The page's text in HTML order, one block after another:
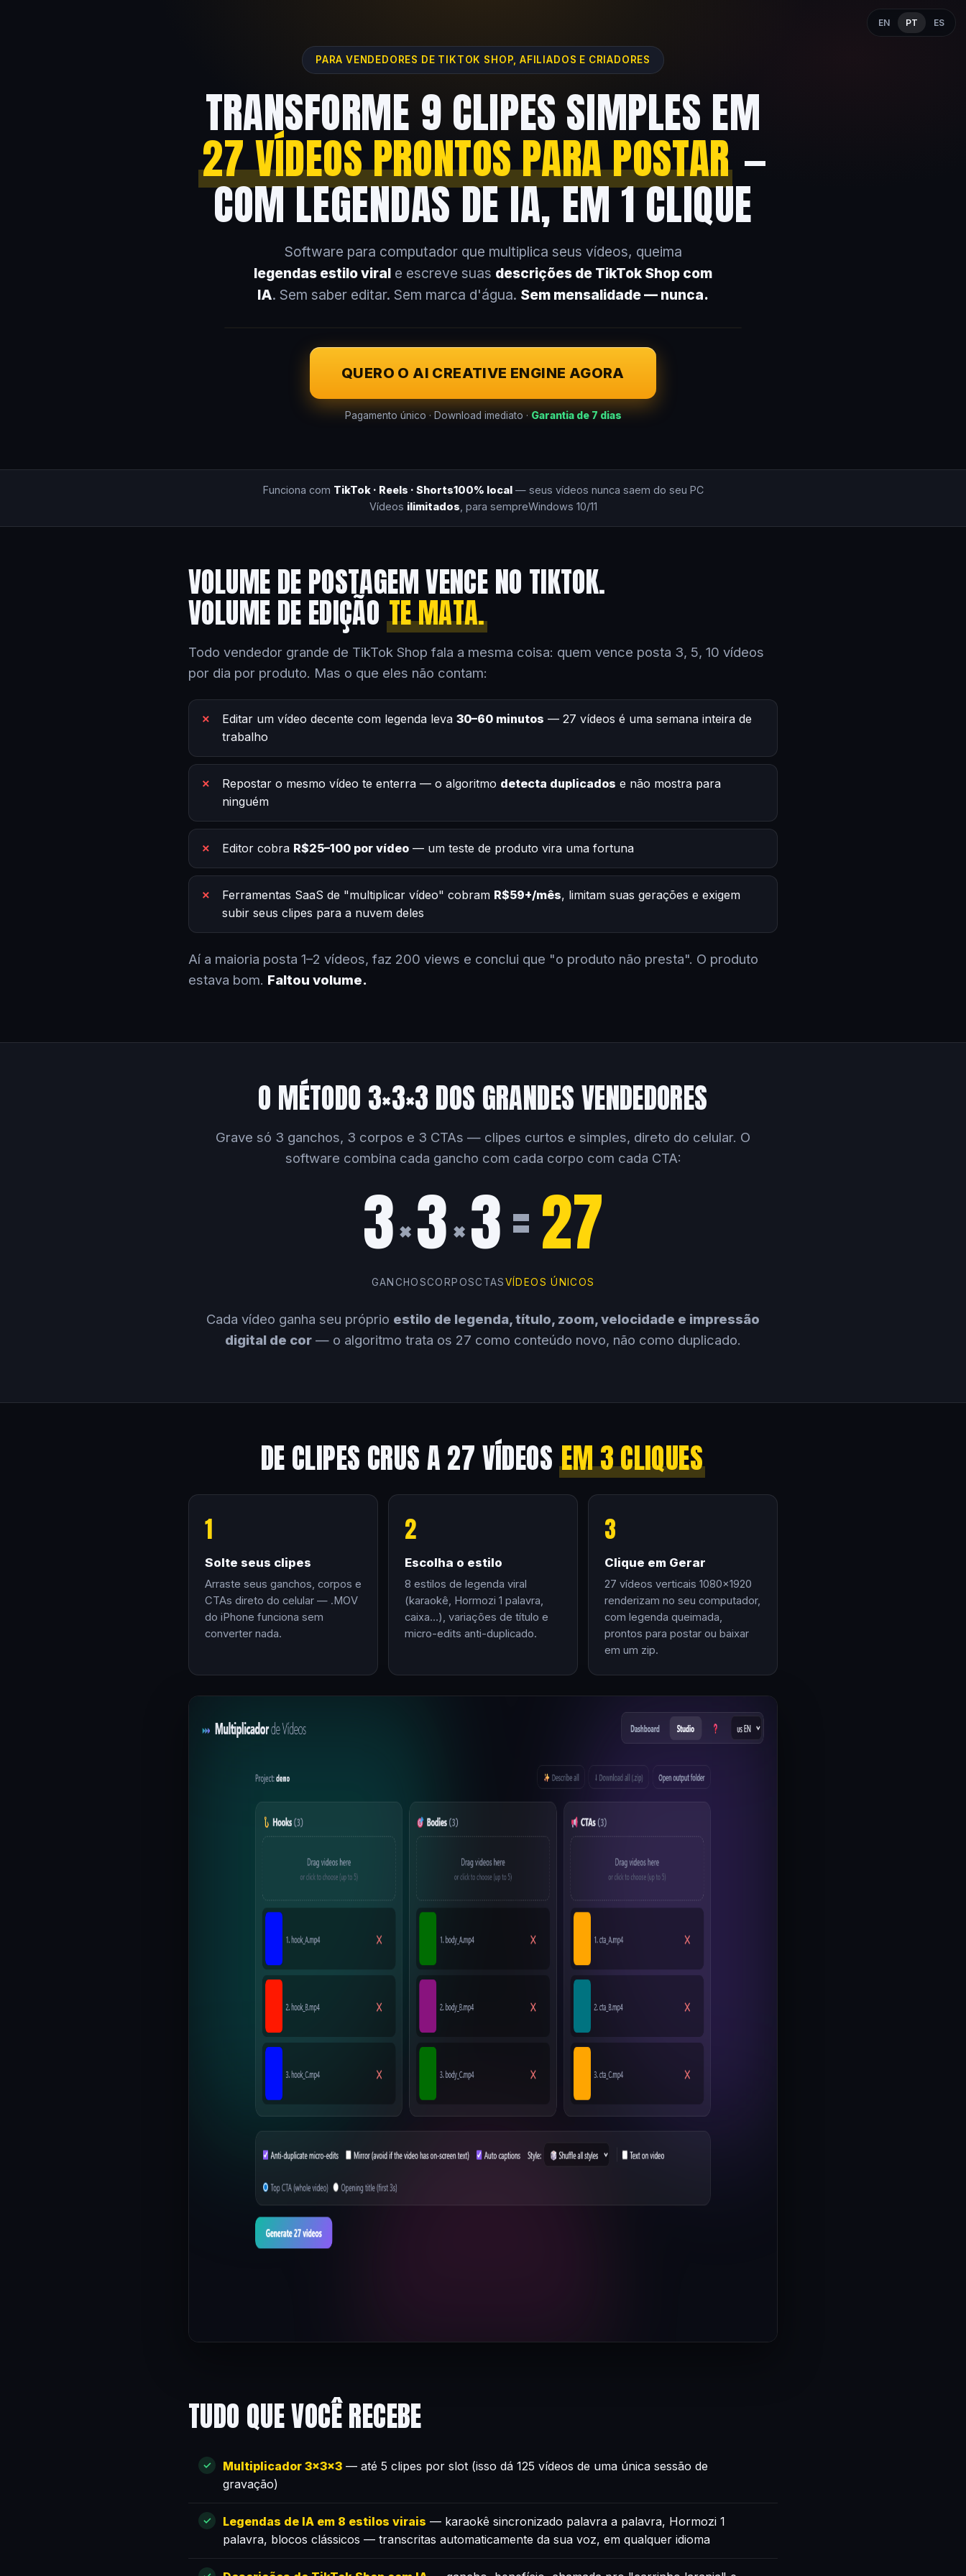
EN PT ES
PARA VENDEDORES DE TIKTOK SHOP, AFILIADOS E CRIADORES
TRANSFORME 9 CLIPES SIMPLES EM
27 VÍDEOS PRONTOS PARA POSTAR —
COM LEGENDAS DE IA, EM 1 CLIQUE
Software para computador que multiplica seus vídeos, queima
legendas estilo viral e escreve suas descrições de TikTok Shop com
IA. Sem saber editar. Sem marca d'água. Sem mensalidade — nunca.
QUERO O AI CREATIVE ENGINE AGORA
Pagamento único · Download imediato · Garantia de 7 dias
Funciona com TikTok · Reels · Shorts100% local— seus vídeos nunca saem do seu PC
Vídeos ilimitados , para sempreWindows 10/11
VOLUME DE POSTAGEM VENCE NO TIKTOK.
VOLUME DE EDIÇÃO TE MATA.
Todo vendedor grande de TikTok Shop fala a mesma coisa: quem vence posta 3, 5, 10 vídeos
por dia por produto. Mas o que eles não contam:
Editar um vídeo decente com legenda leva 30–60 minutos — 27 vídeos é uma semana inteira de
trabalho
Repostar o mesmo vídeo te enterra — o algoritmo detecta duplicados e não mostra para
ninguém
Editor cobra R$25–100 por vídeo — um teste de produto vira uma fortuna
Ferramentas SaaS de "multiplicar vídeo" cobram R$59+/mês, limitam suas gerações e exigem
subir seus clipes para a nuvem deles
Aí a maioria posta 1–2 vídeos, faz 200 views e conclui que "o produto não presta". O produto
estava bom. Faltou volume.
O MÉTODO 3×3×3 DOS GRANDES VENDEDORES
Grave só 3 ganchos, 3 corpos e 3 CTAs — clipes curtos e simples, direto do celular. O
software combina cada gancho com cada corpo com cada CTA:
3×3×3=27
GANCHOSCORPOSCTASVÍDEOS ÚNICOS
Cada vídeo ganha seu próprio estilo de legenda, título, zoom, velocidade e impressão
digital de cor — o algoritmo trata os 27 como conteúdo novo, não como duplicado.
DE CLIPES CRUS A 27 VÍDEOSEM 3 CLIQUES
1
Solte seus clipes
Arraste seus ganchos, corpos e
CTAs direto do celular — .MOV
do iPhone funciona sem
converter nada.
2
Escolha o estilo
8 estilos de legenda viral
(karaokê, Hormozi 1 palavra,
caixa…), variações de título e
micro-edits anti-duplicado.
3
Clique em Gerar
27 vídeos verticais 1080×1920
renderizam no seu computador,
com legenda queimada,
prontos para postar ou baixar
em um zip.
TUDO QUE VOCÊ RECEBE
Multiplicador 3×3×3 — até 5 clipes por slot (isso dá 125 vídeos de uma única sessão de
gravação)
Legendas de IA em 8 estilos virais — karaokê sincronizado palavra a palavra, Hormozi 1
palavra, blocos clássicos — transcritas automaticamente da sua voz, em qualquer idioma